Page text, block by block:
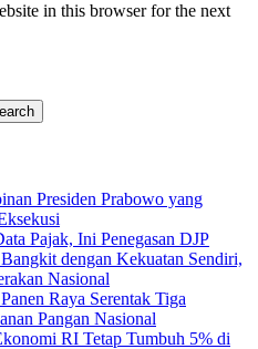
in this browser for the next
Presiden Prabowo yang
Pajak, Ini Penegasan DJP
dengan Kekuatan Sendiri,
Nasional
Raya Serentak Tiga
Pangan Nasional
RI Tetap Tumbuh 5% di